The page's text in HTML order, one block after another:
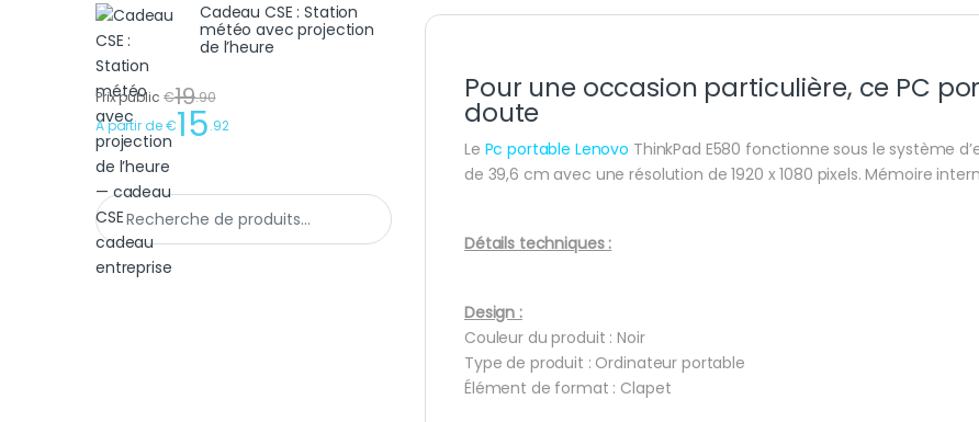
Pour une occasion particulière, ce PC
doute
Le Pc portable Lenovo ThinkPad E580 fonctionne sous le système
de 39,6 cm avec une résolution de 1920 x 1080 pixels. Mémoire
Détails techniques :
Design :
Couleur du produit : Noir
Type de produit : Ordinateur portable
Élément de format : Clapet
Cadeau CSE : Station
météo avec projection
de l’heure
Prix public €19.90
A partir de €15.92
Recherche pour :